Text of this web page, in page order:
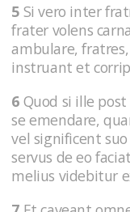
5 Si vero inter
frater volens
ambulare,
instruant et
6 Quod si ille
se emendare,
vel significent
servus de eo
melius videbitur